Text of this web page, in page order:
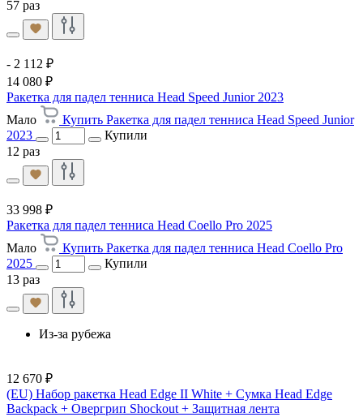
57 раз
- 2 112 ₽
14 080 ₽
Ракетка для падел тенниса Head Speed Junior 2023
Мало
Купить Ракетка для падел тенниса Head Speed Junior
2023
Купили
12 раз
33 998 ₽
Ракетка для падел тенниса Head Coello Pro 2025
Мало
Купить Ракетка для падел тенниса Head Coello Pro
2025
Купили
13 раз
Из-за рубежа
12 670 ₽
(EU) Набор ракетка Head Edge II White + Сумка Head Edge
Backpack + Овергрип Shockout + Защитная лента